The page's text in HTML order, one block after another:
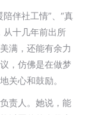
伴社工情”、“真
从十几年前出所
满，还能有余力
，仿佛是在做梦
关心和鼓励。
责人。她说，能